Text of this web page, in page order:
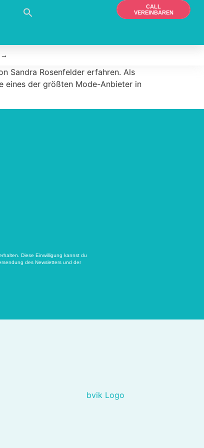
CALL
VEREINBAREN
→
Sandra Rosenfelder erfahren. Als
eines der größten Mode-Anbieter in
Diese Einwilligung kannst du
des Newsletters und der